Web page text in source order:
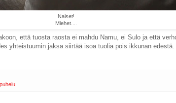
Naiset!
Miehet....
että tuosta raosta ei mahdu Namu, ei Sulo ja että
yhteistuumin jaksa siirtää isoa tuolia pois ikkunan